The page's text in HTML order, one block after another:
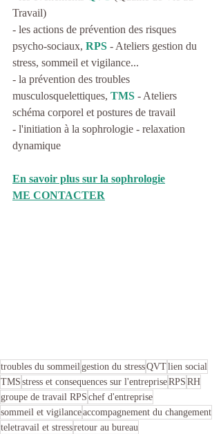
Travail)
- les actions de prévention des risques
psycho-sociaux, RPS - Ateliers gestion du
stress, sommeil et vigilance...
- la prévention des troubles
musculosquelettiques, TMS - Ateliers
schéma corporel et postures de travail
- l'initiation à la sophrologie - relaxation
dynamique
En savoir plus sur la sophrologie
ME CONTACTER
troubles du sommeil gestion du stressQVTlien social
TMS stress et consequences sur l'entrepriseRPS RH
groupe de travail RPS chef d'entreprise
sommeil et vigilanceaccompagnement du changement
teletravail et stressretour au bureau